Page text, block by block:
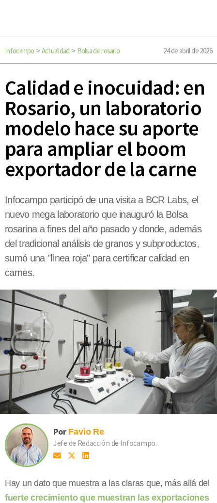
Infocampo > Actualidad > Bolsa de rosario 24 de abril de 2026
Calidad e inocuidad: en
Rosario, un laboratorio
modelo hace su aporte
para ampliar el boom
exportador de la carne
Infocampo participó de una visita a BCR Labs, el
nuevo mega laboratorio que inauguró la Bolsa
rosarina a fines del año pasado y donde, además
del tradicional análisis de granos y subproductos,
sumó una "línea roja" para certificar calidad en
carnes.
Por Favio Re
Jefe de Redacción de Infocampo.
Hay un dato que muestra a las claras que, más allá del
fuerte crecimiento que muestran las exportaciones